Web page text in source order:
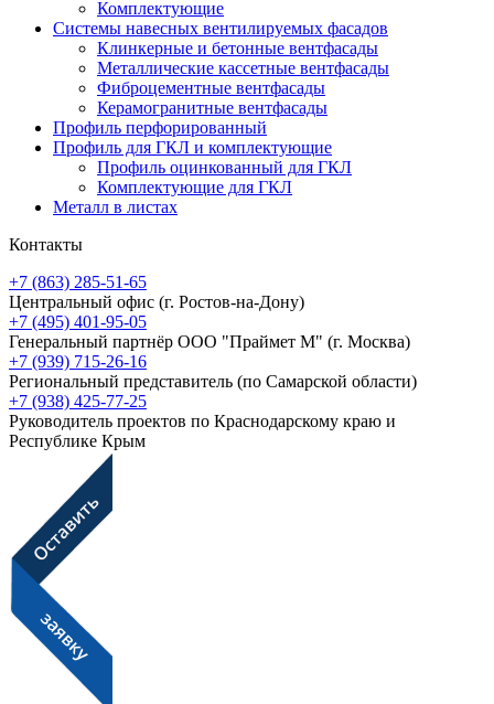
Комплектующие
Системы навесных вентилируемых фасадов
Клинкерные и бетонные вентфасады
Металлические кассетные вентфасады
Фиброцементные вентфасады
Керамогранитные вентфасады
Профиль перфорированный
Профиль для ГКЛ и комплектующие
Профиль оцинкованный для ГКЛ
Комплектующие для ГКЛ
Металл в листах
Контакты
+7 (863) 285-51-65
Центральный офис (г. Ростов-на-Дону)
+7 (495) 401-95-05
Генеральный партнёр ООО "Праймет М" (г. Москва)
+7 (939) 715-26-16
Региональный представитель (по Самарской области)
+7 (938) 425-77-25
Руководитель проектов по Краснодарскому краю и
Республике Крым